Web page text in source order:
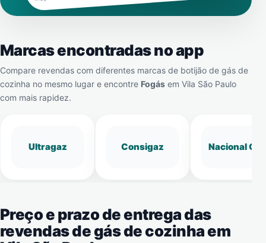
Marcas encontradas no app
Compare revendas com diferentes marcas de botijão de gás de
cozinha no mesmo lugar e encontre Fogás em Vila São Paulo
com mais rapidez.
Ultragaz Consigaz Nacional Gás
Preço e prazo de entrega das
revendas de gás de cozinha em